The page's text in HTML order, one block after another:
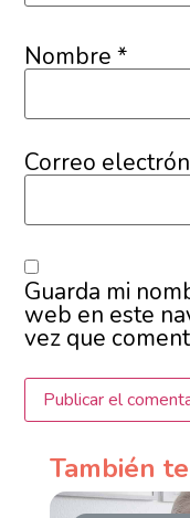
Nombre*
Correo
Guarda mi
web en este
vez que
También